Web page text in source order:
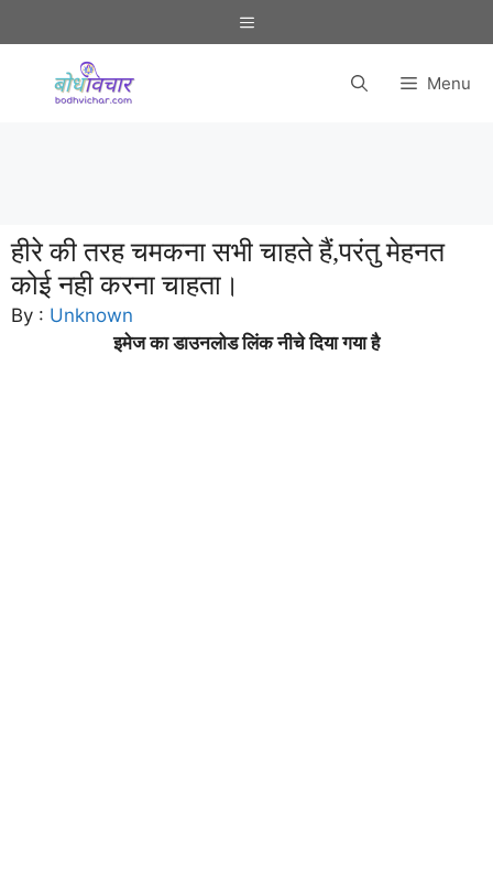
to
Menu
Menu
हीरे की तरह चमकना सभी चाहते हैं,परंतु मेहनत
कोई नही करना चाहता।
By : Unknown
इमेज का डाउनलोड लिंक नीचे दिया गया है